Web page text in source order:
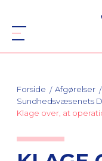
Forside
Afgørelser
Sundhedsvæsenets
Klage over, at